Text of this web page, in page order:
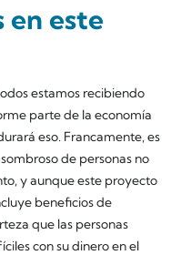
en este
estamos recibiendo
parte de la economía
eso. Francamente, es
de personas no
y aunque este proyecto
beneficios de
que las personas
con su dinero en el